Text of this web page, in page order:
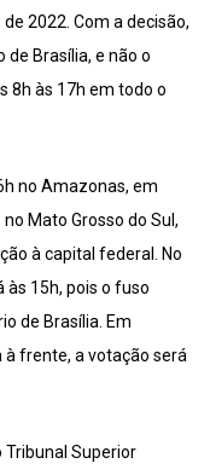
2022. Com a decisão,
Brasília, e não o
8h às 17h em todo o
no Amazonas, em
Mato Grosso do Sul,
à capital federal. No
às 15h, pois o fuso
de Brasília. Em
à frente, a votação será
Superior